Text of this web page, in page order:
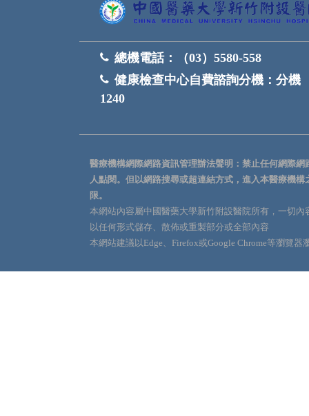
總機電話：
（03）5580-558
健康檢查中心自費諮詢分機： 分機
1240
醫療機構網際網路資訊管理辦法聲明：禁止任何網際
人點閱。但以網路搜尋或超連結方式，進入本醫療機
限。
本網站內容屬中國醫藥大學新竹附設醫院所有，一切
以任何形式儲存、散佈或重製部分或全部內容
本網站建議以Edge、Firefox或Google Chrome等瀏覽器